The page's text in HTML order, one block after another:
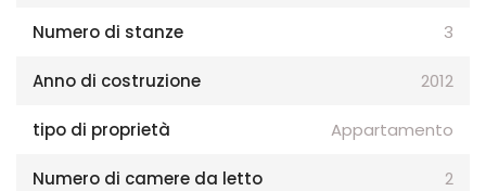
Numero di stanze 3
Anno di costruzione 2012
tipo di proprietà Appartamento
Numero di camere da letto 2